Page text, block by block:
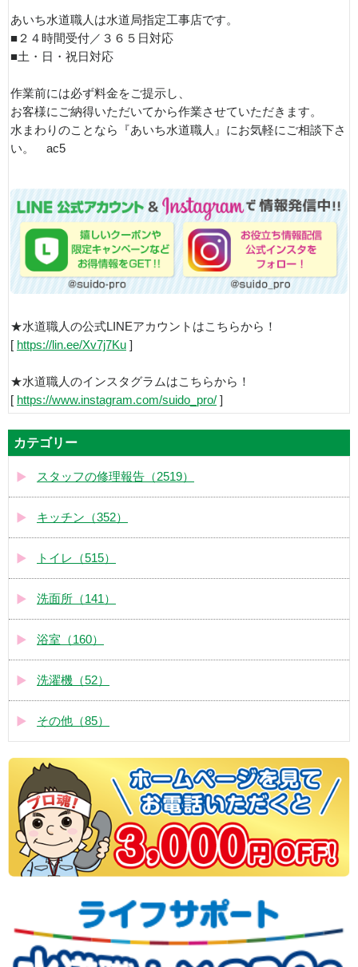
あいち水道職人は水道局指定工事店です。
■２４時間受付／３６５日対応
■土・日・祝日対応
作業前には必ず料金をご提示し、
お客様にご納得いただいてから作業させていただきます。
水まわりのことなら『あいち水道職人』にお気軽にご相談下さ
い。 ac5
★水道職人の公式LINEアカウントはこちらから！
[ https://lin.ee/Xv7j7Ku ]
★水道職人のインスタグラムはこちらから！
[ https://www.instagram.com/suido_pro/ ]
カテゴリー
スタッフの修理報告（2519）
キッチン（352）
トイレ（515）
洗面所（141）
浴室（160）
洗濯機（52）
その他（85）